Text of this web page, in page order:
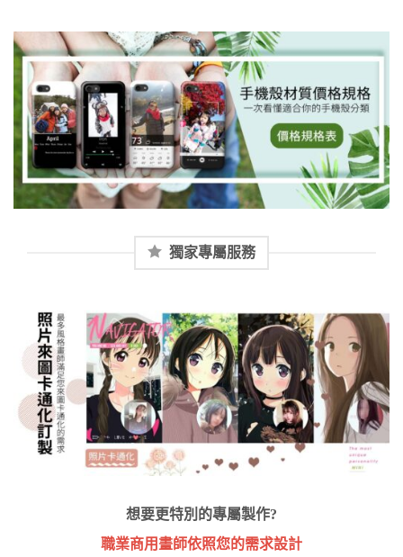
獨家專屬服務
想要更特別的專屬製作?
職業商用畫師依照您的需求設計